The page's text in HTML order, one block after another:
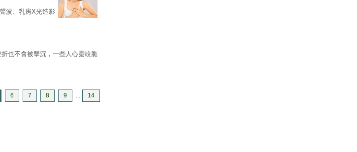
波、乳房X光造影
也不會被擊沉，一些人心靈較脆
6 7 8 9 ... 14